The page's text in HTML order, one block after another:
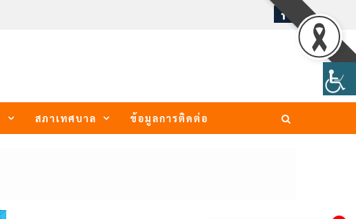
สภาเทศบาล ข้อมูลการติดต่อ